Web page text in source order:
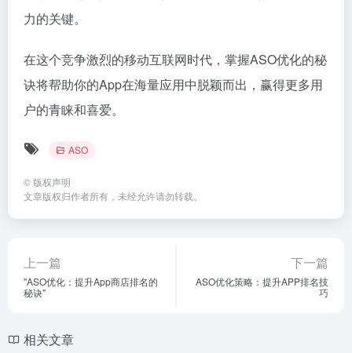
力的关键。
在这个竞争激烈的移动互联网时代，掌握ASO优化的秘
诀将帮助你的App在海量应用中脱颖而出，赢得更多用
户的青睐和喜爱。
ASO
© 版权声明
文章版权归作者所有，未经允许请勿转载。
上一篇
"ASO优化：提升App商店排名的
秘诀"
下一篇
ASO优化策略：提升APP排名技
巧
相关文章